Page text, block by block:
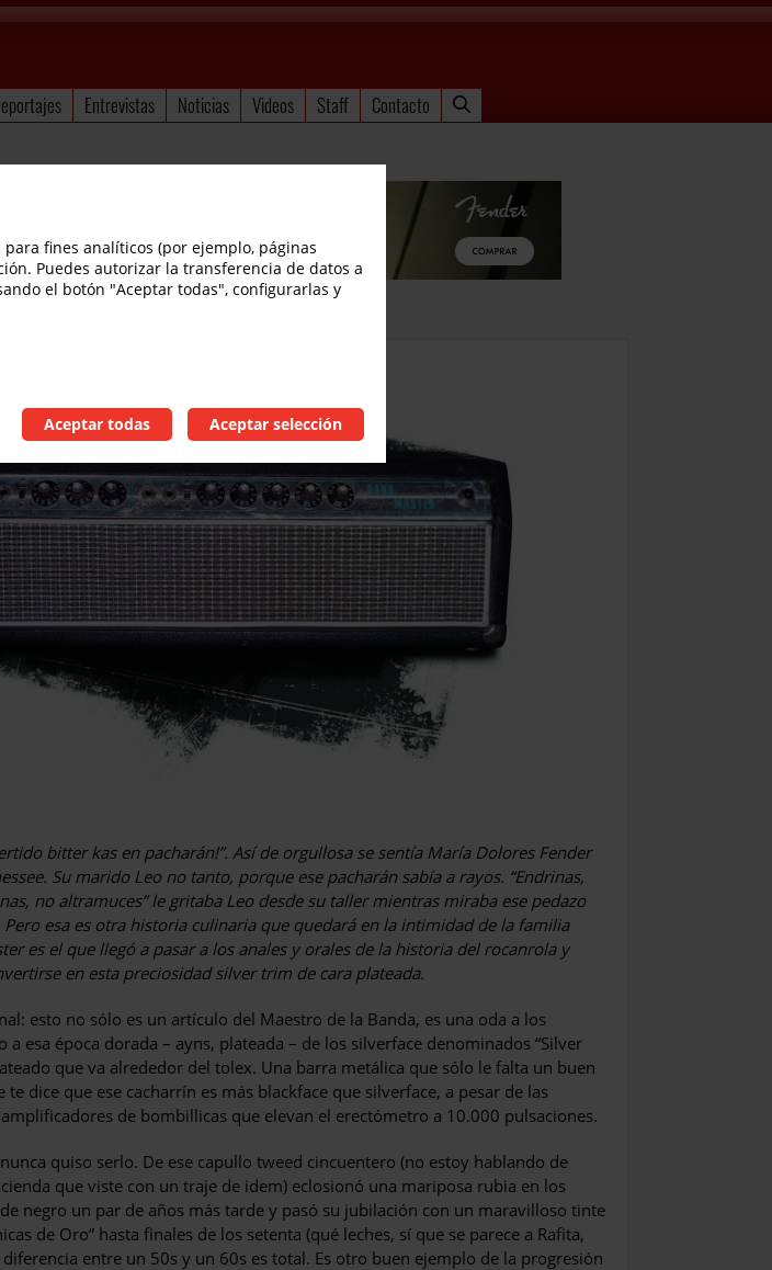
Entrevistas Noticias Videos Staff Contacto
Silverface 1967
bitter kas en pacharán!”. Así de orgullosa se sentía María Dolores Fender
Su marido Leo no tanto, porque ese pacharán sabía a rayos. “Endrinas,
no altramuces” le gritaba Leo desde su taller mientras miraba ese pedazo
Pero esa es otra historia culinaria que quedará en la intimidad de la familia
es el que llegó a pasar a los anales y orales de la historia del rocanrola y
en esta preciosidad silver trim de cara plateada.
esto no sólo es un artículo del Maestro de la Banda, es una oda a los
a esa época dorada – ayns, plateada – de los silverfa­ce denominados “Silver
que va alrededor del tolex. Una barra me­tálica que sólo le falta un buen
dice que ese cacharrín es más blackface que silverface, a pesar de las
de bombillicas que elevan el erectómetro a 10.000 pulsaciones.
quiso serlo. De ese capullo tweed cincuentero (no estoy ha­blando de
que vis­te con un traje de idem) eclosionó una maripo­sa rubia en los
negro un par de años más tarde y pasó su jubilación con un maravilloso tinte
de Oro” hasta finales de los setenta (qué leches, sí que se parece a Rafita,
entre un 50s y un 60s es total. Es otro buen ejemplo de la progresión
fines analíticos (por ejemplo, páginas
Puedes autorizar la transferencia de datos a
el botón "Aceptar todas", configurarlas y
Aceptar todas Aceptar selección